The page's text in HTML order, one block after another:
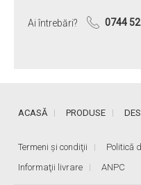
Ai întrebări? 0744
ACASĂ PRODUSE
Termeni și condiţii
Politică
Informaţii livrare
ANPC